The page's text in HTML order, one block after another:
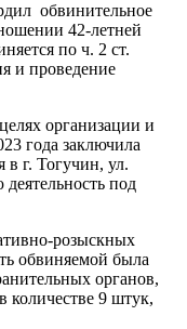
обвинительное
42-летней
по ч. 2 ст.
и проведение
организации и
года заключила
г. Тогучин, ул.
под
розыскных
обвиняемой была
органов,
количестве 9 штук,